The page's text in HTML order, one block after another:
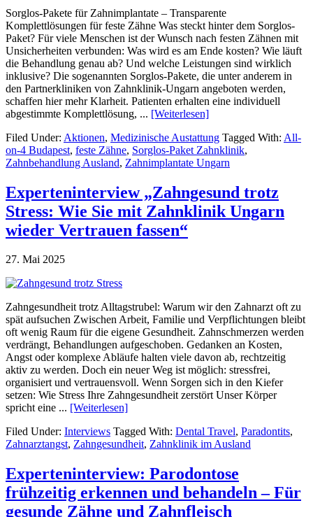
Sorglos-Pakete für Zahnimplantate – Transparente
Komplettlösungen für feste Zähne Was steckt hinter dem Sorglos-
Paket? Für viele Menschen ist der Wunsch nach festen Zähnen mit
Unsicherheiten verbunden: Was wird es am Ende kosten? Wie läuft
die Behandlung genau ab? Und welche Leistungen sind wirklich
inklusive? Die sogenannten Sorglos-Pakete, die unter anderem in
den Partnerkliniken von Zahnklinik-Ungarn angeboten werden,
schaffen hier mehr Klarheit. Patienten erhalten eine individuell
abgestimmte Komplettlösung, ... [Weiterlesen]
Filed Under: Aktionen, Medizinische Austattung Tagged With: All-
on-4 Budapest, feste Zähne, Sorglos-Paket Zahnklinik,
Zahnbehandlung Ausland, Zahnimplantate Ungarn
Experteninterview „Zahngesund trotz
Stress: Wie Sie mit Zahnklinik Ungarn
wieder Vertrauen fassen“
27. Mai 2025
Zahngesundheit trotz Alltagstrubel: Warum wir den Zahnarzt oft zu
spät aufsuchen Zwischen Arbeit, Familie und Verpflichtungen bleibt
oft wenig Raum für die eigene Gesundheit. Zahnschmerzen werden
verdrängt, Behandlungen aufgeschoben. Gedanken an Kosten,
Angst oder komplexe Abläufe halten viele davon ab, rechtzeitig
aktiv zu werden. Doch ein neuer Weg ist möglich: stressfrei,
organisiert und vertrauensvoll. Wenn Sorgen sich in den Kiefer
setzen: Wie Stress Ihre Zahngesundheit zerstört Unser Körper
spricht eine ... [Weiterlesen]
Filed Under: Interviews Tagged With: Dental Travel, Paradontits,
Zahnarztangst, Zahngesundheit, Zahnklinik im Ausland
Experteninterview: Parodontose
frühzeitig erkennen und behandeln – Für
gesunde Zähne und Zahnfleisch